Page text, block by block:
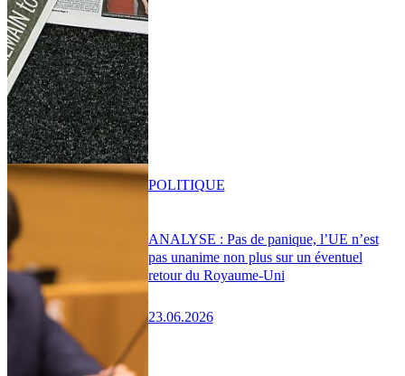
ANALYSE : Pas de panique, l’UE n’est
pas unanime non plus sur un éventuel
retour du Royaume-Uni
23.06.2026
POLITIQUE